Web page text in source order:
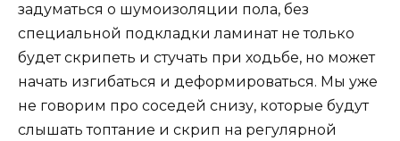
задуматься о шумоизоляции пола, без
специальной подкладки ламинат не только
будет скрипеть и стучать при ходьбе, но может
начать изгибаться и деформироваться. Мы уже
не говорим про соседей снизу, которые будут
слышать топтание и скрип на регулярной